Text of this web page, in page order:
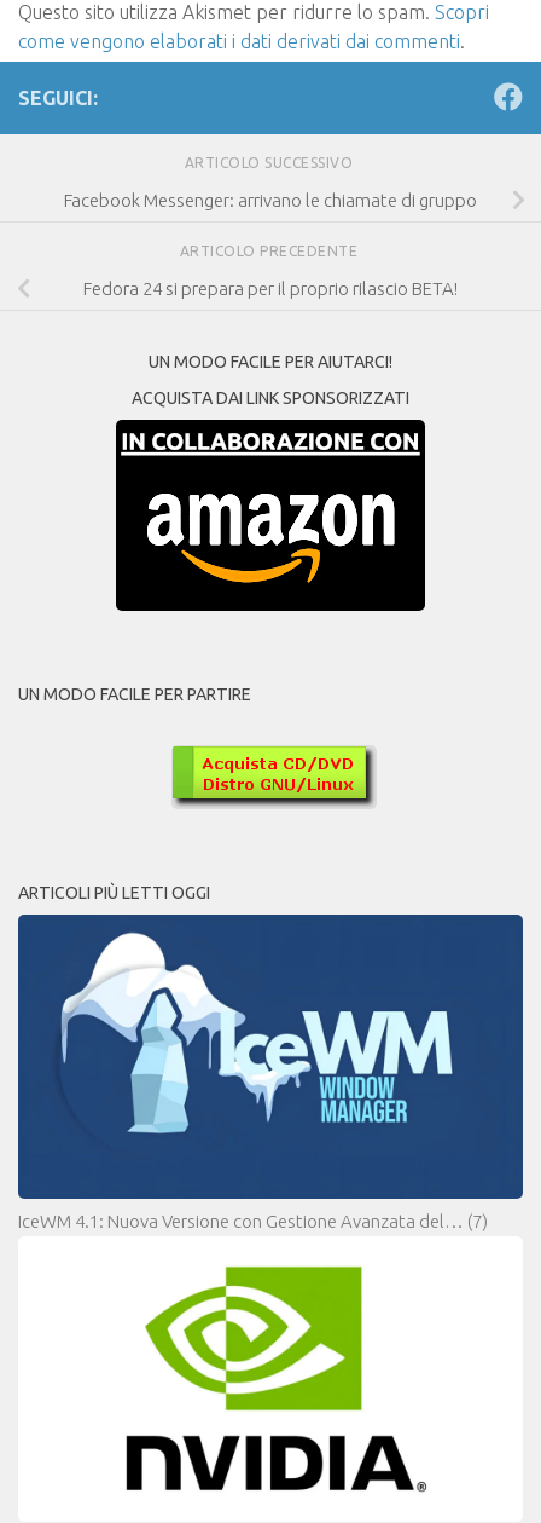
Questo sito utilizza Akismet per ridurre lo spam. Scopri
come vengono elaborati i dati derivati dai commenti.
SEGUICI:
ARTICOLO SUCCESSIVO
Facebook Messenger: arrivano le chiamate di gruppo
ARTICOLO PRECEDENTE
Fedora 24 si prepara per il proprio rilascio BETA!
UN MODO FACILE PER AIUTARCI!
ACQUISTA DAI LINK SPONSORIZZATI
UN MODO FACILE PER PARTIRE
ARTICOLI PIÙ LETTI OGGI
IceWM 4.1: Nuova Versione con Gestione Avanzata del… (7)